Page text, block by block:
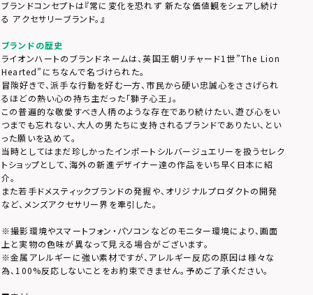
ブランドコンセプトは『常に変化を恐れず 新たな価値観をシェアし続け
る アクセサリーブランド。』
ブランドの歴史
ライオンハートのブランドネームは、英国王朝リチャード1世”The Lion
Hearted”にちなんで名づけられた。
冒険好きで、派手な行動を好む一方、市民から硬い忠誠心をささげられ
るほどの熱い心の持ち主だった「獅子心王」。
この普遍的な敬愛すべき人柄のような存在であり続けたい、遊び心をい
つまでも忘れない、大人の男たちに支持されるブランドでありたい、とい
った願いを込めて。
当時としてはまだ珍しかったインポートシルバージュエリーを扱うセレク
トショップとして、海外の新進デザイナー達の作品をいち早く日本に紹
介。
また若手ドメスティックブランドの発掘や、オリジナルプロダクトの開発
など、メンズアクセサリー界を牽引した。
※撮影環境やスマートフォン・パソコンなどのモニター環境により、画面
上と実物の色味が異なって見える場合がございます。
※金属アレルギーに強い素材ですが、アレルギー反応の原因は様々な
為、100%反応しないことをお約束できません。予めご了承ください。